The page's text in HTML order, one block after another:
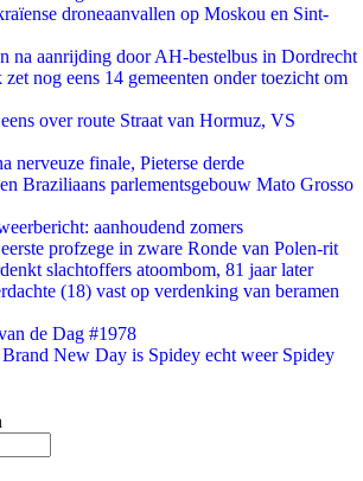
droneaanvallen op Moskou en Sint-
na aanrijding door AH-bestelbus in Dordrecht
nog eens 14 gemeenten onder toezicht om
over route Straat van Hormuz, VS
nerveuze finale, Pieterse derde
Braziliaans parlementsgebouw Mato Grosso
aanhoudend zomers
profzege in zware Ronde van Polen-rit
slachtoffers atoombom, 81 jaar later
(18) vast op verdenking van beramen
de Dag #1978
New Day is Spidey echt weer Spidey